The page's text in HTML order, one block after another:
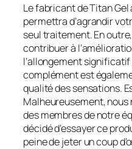
Le fabricant de Titan
permettra d’agrandir
seul traitement. En
contribuer à
l’allongement significatif
complément est
qualité des sensations.
Malheureusement, nous
des membres de notre
décidé d’essayer ce
peine de jeter un coup